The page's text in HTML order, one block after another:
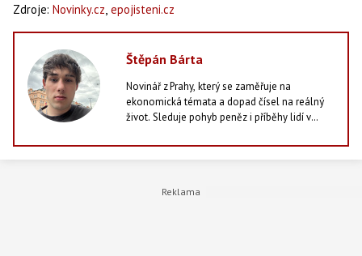
Zdroje: Novinky.cz epojisteni.cz
Štěpán Bárta
Novinář z Prahy, který se zaměřuje na
ekonomická témata a dopad čísel na reálný
život. Sleduje pohyb peněz i příběhy lidí v
rozhodnutí domácností. Vedle psaní zpráv
studuje vysokou školu, zajímá se o dění
kina, stráví večer s přáteli nebo si zahraje